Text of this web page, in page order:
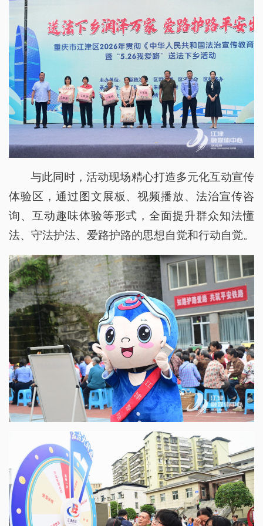
与此同时，活动现场精心打造多元化互动宣传
体验区，通过图文展板、视频播放、法治宣传咨
询、互动趣味体验等形式，全面提升群众知法懂
法、守法护法、爱路护路的思想自觉和行动自觉。